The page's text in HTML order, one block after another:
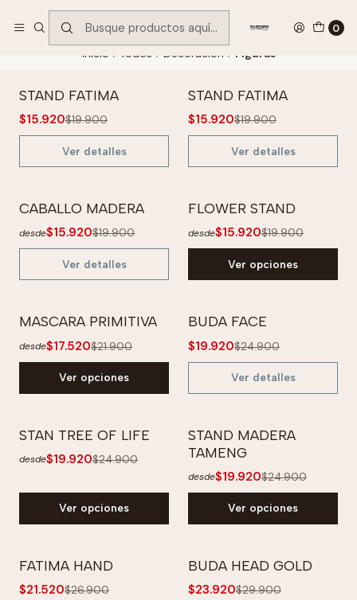
0
Inicio Todos Decoración Figuras
-20% OFF
No disponible
STAND FATIMA
$15.920$19.900
Ver detalles
-20% OFF
No disponible
STAND FATIMA
$15.920$19.900
Ver detalles
-20% OFF
No disponible
CABALLO MADERA
desde$15.920$19.900
Ver detalles
-20% OFF
FLOWER STAND
desde$15.920$19.900
Ver opciones
-20% OFF
MASCARA PRIMITIVA
desde$17.520$21.900
Ver opciones
-20% OFF
No disponible
BUDA FACE
$19.920$24.900
Ver detalles
-20% OFF
STAN TREE OF LIFE
desde$19.920$24.900
Ver opciones
-20% OFF
STAND MADERA
TAMENG
desde$19.920$24.900
Ver opciones
-20% OFF
FATIMA HAND
$21.520$26.900
-20% OFF
Agotado
BUDA HEAD GOLD
$23.920$29.900